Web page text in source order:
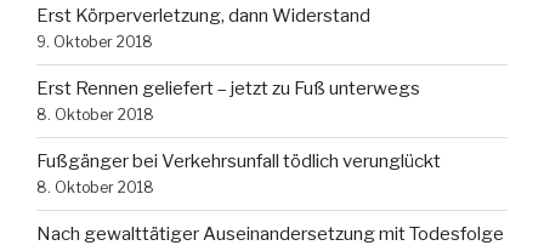
Erst Körperverletzung, dann Widerstand
9. Oktober 2018
Erst Rennen geliefert – jetzt zu Fuß unterwegs
8. Oktober 2018
Fußgänger bei Verkehrsunfall tödlich verunglückt
8. Oktober 2018
Nach gewalttätiger Auseinandersetzung mit Todesfolge